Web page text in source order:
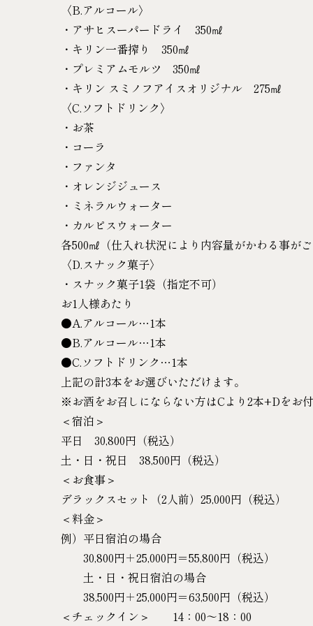
〈B.アルコール〉
・アサヒスーパードライ 350㎖
・キリン一番搾り 350㎖
・プレミアムモルツ 350㎖
・キリン スミノフアイスオリジナル 275㎖
〈C.ソフトドリンク〉
・お茶
・コーラ
・ファンタ
・オレンジジュース
・ミネラルウォーター
・カルピスウォーター
各500㎖（仕入れ状況により内容量がかわる事がご
〈D.スナック菓子〉
・スナック菓子1袋（指定不可）
お1人様あたり
●A.アルコール…1本
●B.アルコール…1本
●C.ソフトドリンク…1本
上記の計3本をお選びいただけます。
※お酒をお召しにならない方はCより2本+Dをお付
＜宿泊＞
平日 30,800円（税込）
土・日・祝日 38,500円（税込）
＜お食事＞
デラックスセット（2人前）25,000円（税込）
＜料金＞
例）平日宿泊の場合
30,800円＋25,000円＝55,800円（税込）
土・日・祝日宿泊の場合
38,500円＋25,000円＝63,500円（税込）
＜チェックイン＞ 14：00～18：00